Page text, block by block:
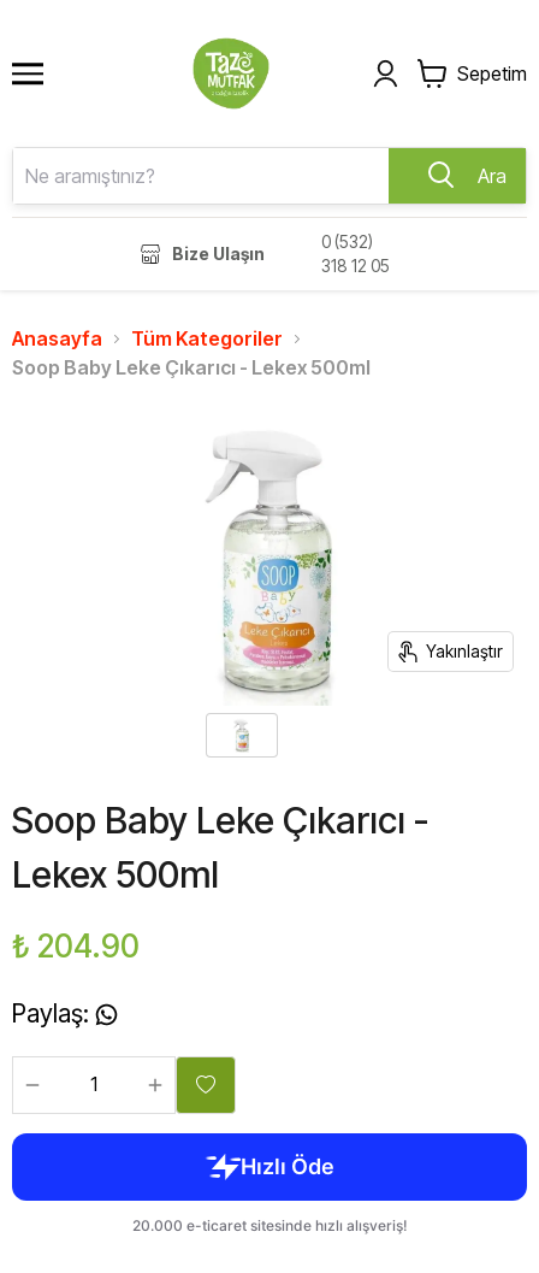
Sepetim
Ara
Bize Ulaşın
0 (532)
318 12 05
Anasayfa
Tüm Kategoriler
Soop Baby Leke Çıkarıcı - Lekex 500ml
Yakınlaştır
Soop Baby Leke Çıkarıcı -
Lekex 500ml
₺ 204.90
Paylaş: